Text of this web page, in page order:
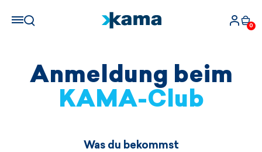
0
Anmeldung beim
KAMA-Club
Was du bekommst